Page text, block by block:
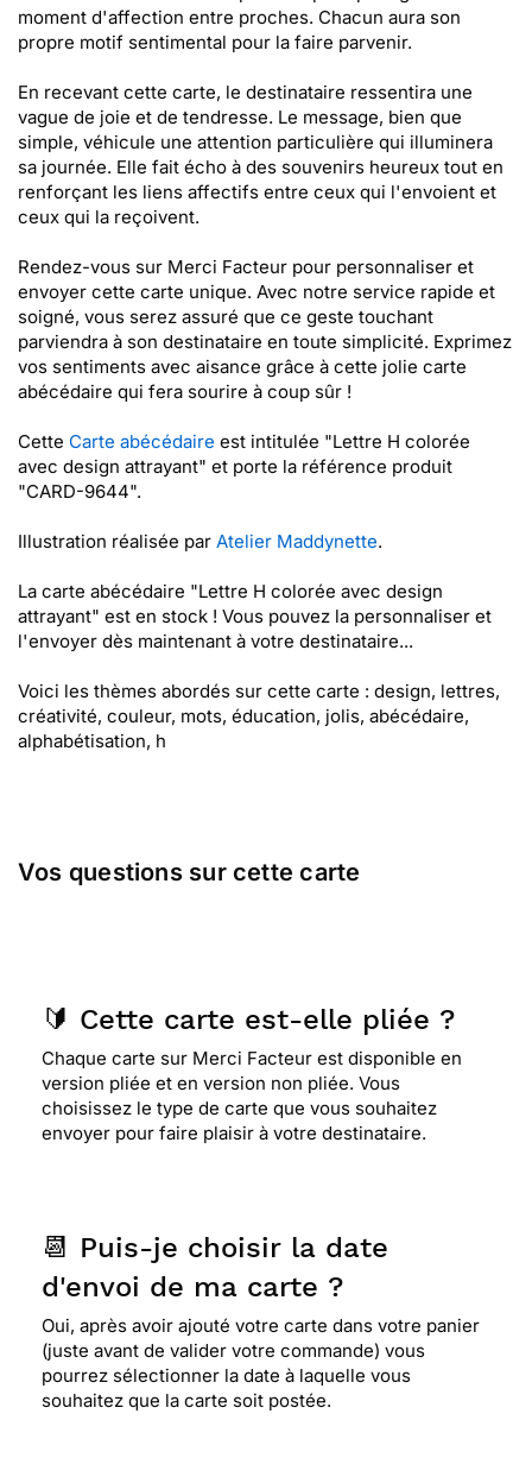
moment d'affection entre proches. Chacun aura son
propre motif sentimental pour la faire parvenir.
En recevant cette carte, le destinataire ressentira une
vague de joie et de tendresse. Le message, bien que
simple, véhicule une attention particulière qui illuminera
sa journée. Elle fait écho à des souvenirs heureux tout en
renforçant les liens affectifs entre ceux qui l'envoient et
ceux qui la reçoivent.
Rendez-vous sur Merci Facteur pour personnaliser et
envoyer cette carte unique. Avec notre service rapide et
soigné, vous serez assuré que ce geste touchant
parviendra à son destinataire en toute simplicité. Exprimez
vos sentiments avec aisance grâce à cette jolie carte
abécédaire qui fera sourire à coup sûr !
Cette Carte abécédaire est intitulée "Lettre H colorée
avec design attrayant" et porte la référence produit
"CARD-9644".
Illustration réalisée par Atelier Maddynette.
La carte abécédaire "Lettre H colorée avec design
attrayant" est en stock ! Vous pouvez la personnaliser et
l'envoyer dès maintenant à votre destinataire...
Voici les thèmes abordés sur cette carte : design, lettres,
créativité, couleur, mots, éducation, jolis, abécédaire,
alphabétisation, h
Vos questions sur cette carte
🔰 Cette carte est-elle pliée ?
Chaque carte sur Merci Facteur est disponible en
version pliée et en version non pliée. Vous
choisissez le type de carte que vous souhaitez
envoyer pour faire plaisir à votre destinataire.
📆 Puis-je choisir la date
d'envoi de ma carte ?
Oui, après avoir ajouté votre carte dans votre panier
(juste avant de valider votre commande) vous
pourrez sélectionner la date à laquelle vous
souhaitez que la carte soit postée.